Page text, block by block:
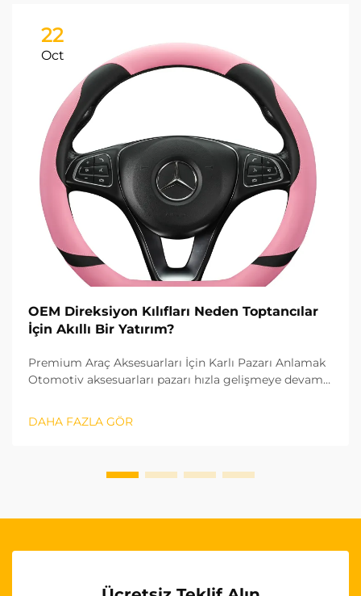
22
Oct
OEM Direksiyon Kılıfları Neden Toptancılar
İçin Akıllı Bir Yatırım?
Premium Araç Aksesuarları İçin Karlı Pazarı Anlamak
Otomotiv aksesuarları pazarı hızla gelişmeye devam
özellikle karlı bir ürün segmenti haline geldi. Bu
yüksek kaliteli...
DAHA FAZLA GÖR